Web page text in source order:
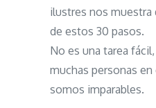
ilustres nos muestra
de estos 30 pasos.
No es una tarea
muchas personas
somos imparables.